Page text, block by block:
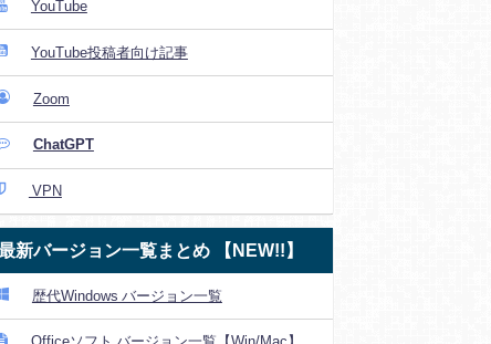
YouTube
YouTube投稿者向け記事
Zoom
ChatGPT
VPN
新バージョン一覧まとめ 【NEW!!】
歴代Windows バージョン一覧